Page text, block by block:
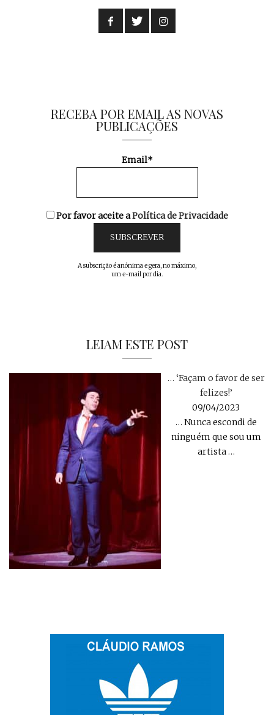
RECEBA POR EMAIL AS NOVAS
PUBLICAÇÕES
Email*
Por favor aceite aPolítica de Privacidade
A subscrição é anónima e gera, no máximo,
um e-mail por dia.
LEIAM ESTE POST
… ‘Façam o favor de ser
felizes!’
09/04/2023
… Nunca escondi de
ninguém que sou um
artista…